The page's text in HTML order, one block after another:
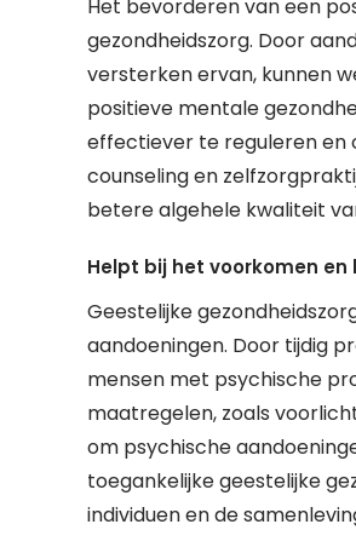
Het bevorderen van een
gezondheidszorg. Door
versterken ervan, kunnen
positieve mentale
effectiever te reguleren en
counseling en
betere algehele kwaliteit
Helpt bij het voorkomen
Geestelijke
aandoeningen. Door tijdig
mensen met psychische
maatregelen, zoals
om psychische
toegankelijke geestelijke
individuen en de